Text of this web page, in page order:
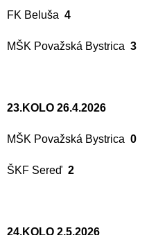
FK Beluša 4
MŠK Považská Bystrica 3
23.KOLO 26.4.2026
MŠK Považská Bystrica 0
ŠKF Sereď 2
24.KOLO 2.5.2026